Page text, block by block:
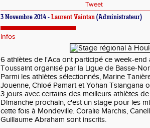
Tweet
3 Novembre 2014 - Laurent Vaintan (Administrateur)
Infos
6 athlètes de l'Aca ont participé ce week-
Toussaint organisé par la Ligue de Basse-
Parmi les athlètes sélectionnés, Marine
Jouenne, Chloé Pamart et Yohan Tsiangana
3 jours avec certains des meilleurs athlètes
Dimanche prochain, c'est un stage pour les
cette fois à Mondeville. Coralie Marchis,
Guillaume Abraham sont inscrits.